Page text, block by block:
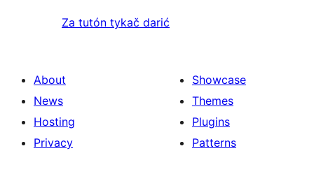
Za tutón tykač darić
About
News
Hosting
Privacy
Showcase
Themes
Plugins
Patterns